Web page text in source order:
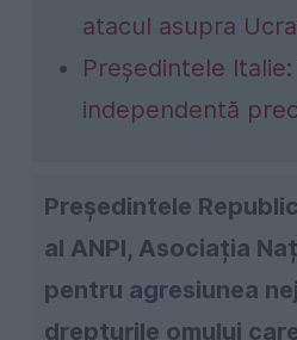
atacul asupra
Președintele
independentă
Președintele
al ANPI, Asociația
pentru agresiunea
drepturile omului